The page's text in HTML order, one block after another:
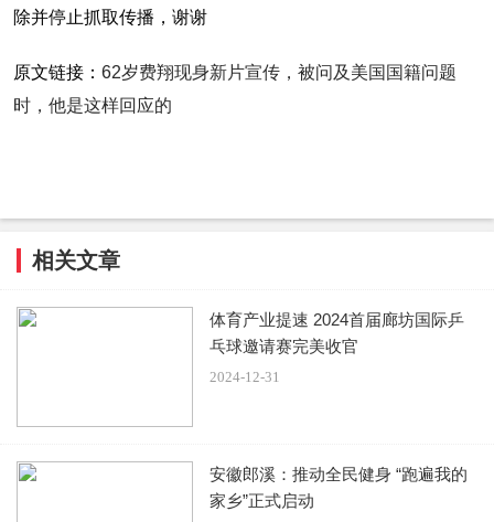
除并停止抓取传播，谢谢
原文链接： 62岁费翔现身新片宣传，被问及美国国籍问题
时，他是这样回应的
相关文章
体育产业提速 2024首届廊坊国际乒
乓球邀请赛完美收官
2024-12-31
安徽郎溪：推动全民健身 “跑遍我的
家乡”正式启动